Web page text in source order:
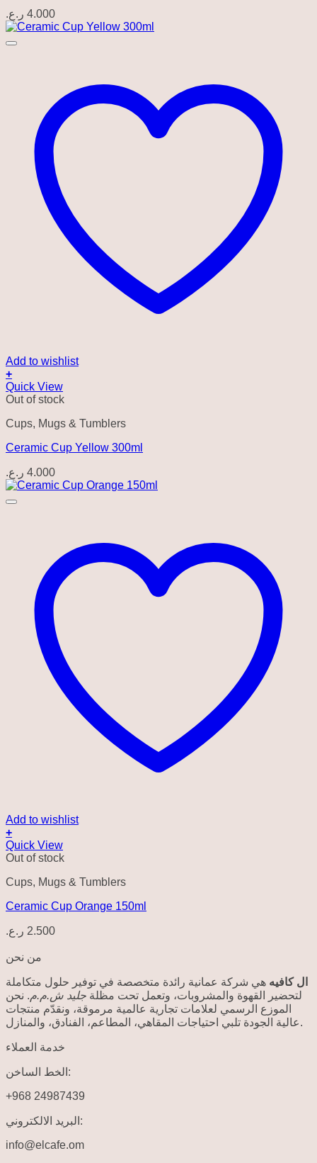
4.000 ر.ع.
Add to wishlist
+
Quick View
Out of stock
Cups, Mugs & Tumblers
Ceramic Cup Yellow 300ml
4.000 ر.ع.
Add to wishlist
+
Quick View
Out of stock
Cups, Mugs & Tumblers
Ceramic Cup Orange 150ml
2.500 ر.ع.
من نحن
ال كافيه هي شركة عمانية رائدة متخصصة في توفير حلول متكاملة
لتحضير القهوة والمشروبات، وتعمل تحت مظلة جليد ش.م.م. نحن
الموزع الرسمي لعلامات تجارية عالمية مرموقة، ونقدّم منتجات
عالية الجودة تلبي احتياجات المقاهي، المطاعم، الفنادق، والمنازل.
خدمة العملاء
الخط الساخن:
+968 24987439
البريد الالكتروني:
info@elcafe.om